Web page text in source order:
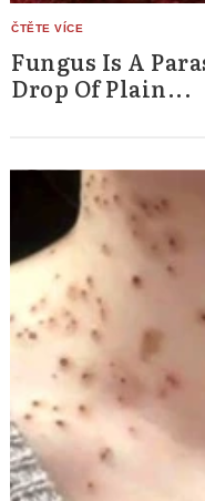
Fungus Is A
Drop Of Plain...